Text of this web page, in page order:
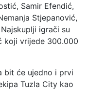
Samir Efendić,
Stjepanović,
igrači su
koji vrijede 300.000
bit će ujedno i prvi
Tuzla City kao